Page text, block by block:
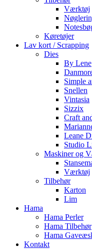
Værktøj
Køretøjer
Lav kort / Scrapping
Dies
By Lene
Simple
Snellen
Vintasia
Sizzix
Craft
Leane
Studio
Maskiner og
Værktøj
Tilbehør
Karton
Lim
Hama
Hama Perler
Hama Tilbehør
Hama
Kontakt